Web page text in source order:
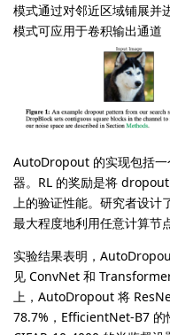
模式通过对邻近区域铺展
模式可应用于卷积输出通道
AutoDropout 的实现包括一
器。RL 的奖励是将
上的验证性能。研究者设
最大程度地利用任意计算节
实验结果表明，
见 ConvNet 和
上，AutoDropout 将
78.7%，EfficientNet-B7 的